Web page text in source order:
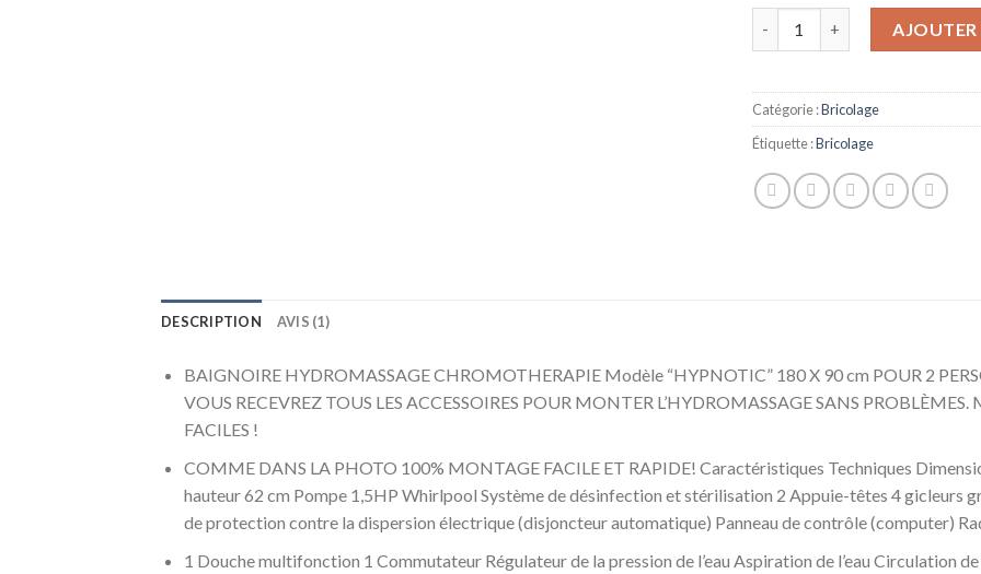
AJOUTER
Catégorie :Bricolage
Étiquette :Bricolage
DESCRIPTION AVIS (1)
BAIGNOIRE HYDROMASSAGE CHROMOTHERAPIE Modèle “HYPNOTIC” 180 X 90 cm POUR 2
VOUS RECEVREZ TOUS LES ACCESSOIRES POUR MONTER L’HYDROMASSAGE SANS
FACILES !
COMME DANS LA PHOTO 100% MONTAGE FACILE ET RAPIDE! Caractéristiques Techniques
hauteur 62 cm Pompe 1,5HP Whirlpool Système de désinfection et stérilisation 2 Appuie-têtes 4 gicleurs
de protection contre la dispersion électrique (disjoncteur automatique) Panneau de contrôle (computer)
1 Douche multifonction 1 Commutateur Régulateur de la pression de l’eau Aspiration de l’eau Circulation